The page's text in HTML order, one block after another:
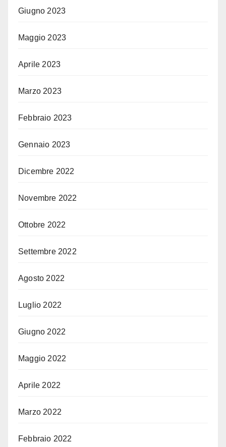
Giugno 2023
Maggio 2023
Aprile 2023
Marzo 2023
Febbraio 2023
Gennaio 2023
Dicembre 2022
Novembre 2022
Ottobre 2022
Settembre 2022
Agosto 2022
Luglio 2022
Giugno 2022
Maggio 2022
Aprile 2022
Marzo 2022
Febbraio 2022